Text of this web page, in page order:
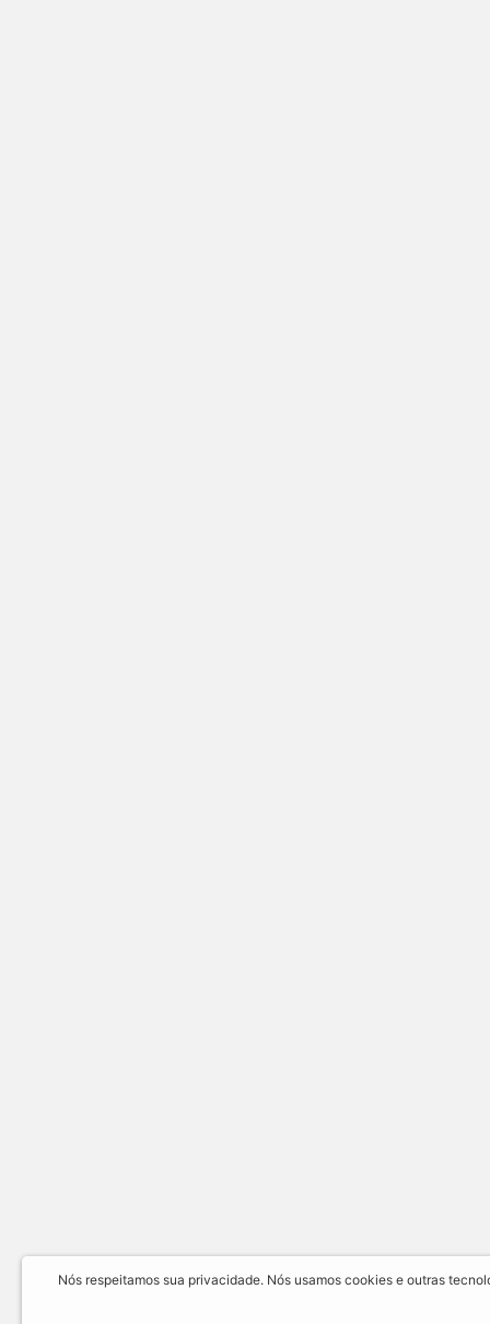
Nós respeitamos sua privacidade. Nós usamos cookies e outras